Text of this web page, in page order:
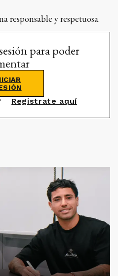
responsable y respetuosa.
para poder
Registrate aquí